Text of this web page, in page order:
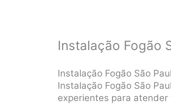
Instalação Fogão
Instalação Fogão São
Instalação Fogão São
experientes para